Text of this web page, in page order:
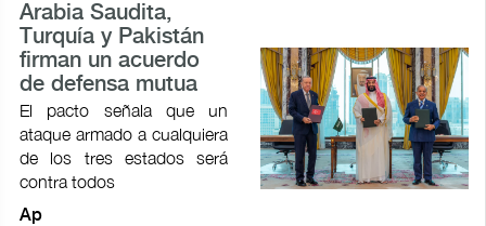
Arabia Saudita,
Turquía y Pakistán
firman un acuerdo
de defensa mutua
El pacto señala que un
ataque armado a cualquiera
de los tres estados será
contra todos
Ap